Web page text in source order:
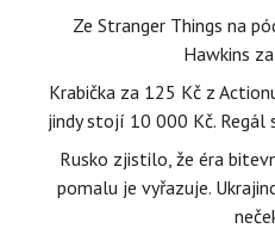
Ze Stranger Things na
Hawkins
Krabička za 125 Kč z
jindy stojí 10 000 Kč. Regál
Rusko zjistilo, že éra
pomalu je vyřazuje.